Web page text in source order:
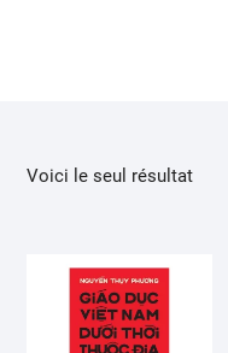
Voici le seul résultat